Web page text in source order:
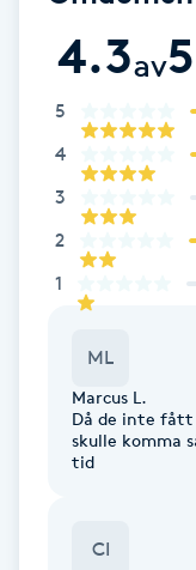
Brynformning
Brynfärgning
Brynplockning
Bröllopsuppsättning
Celluliter
4.3av5
5
4
3
2
1
ML
Marcus L.
Då de inte
skulle komma
tid
CI